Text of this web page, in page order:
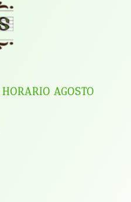
HORARIO AGOSTO